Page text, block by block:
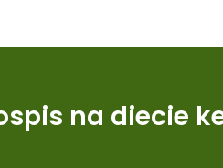
na diecie